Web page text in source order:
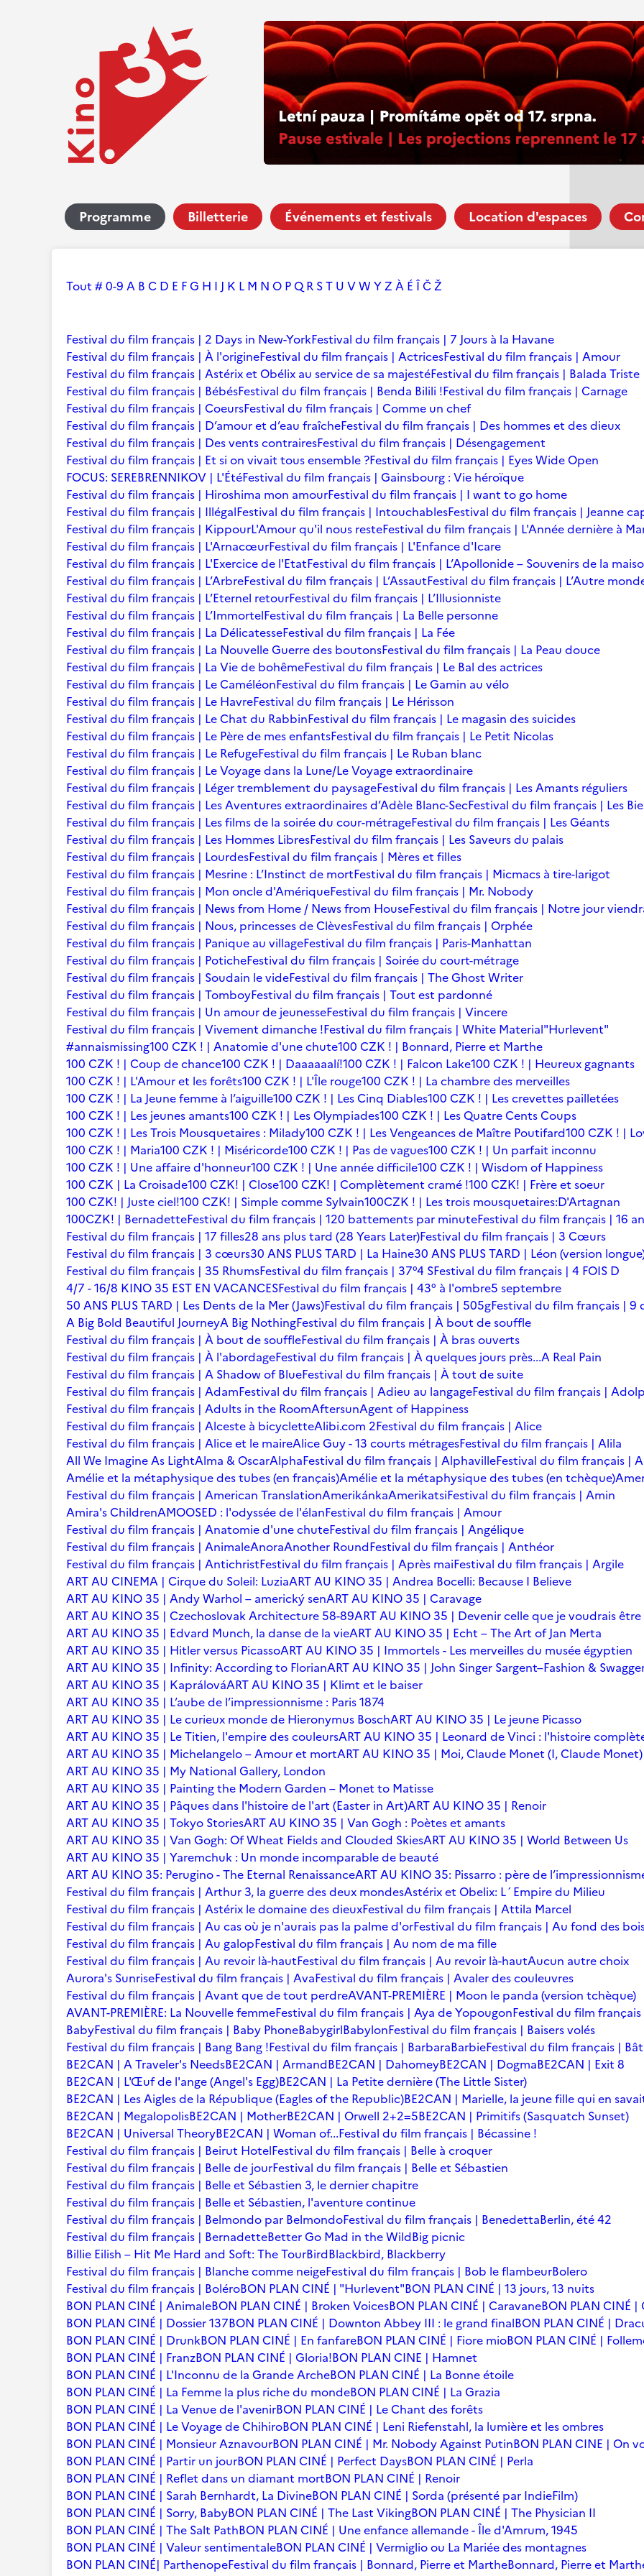
Programme Billetterie Événements et festivals Location d'espaces
Tout # 0-9 A B C D E FG H I J K L M N O PQ R ST U VW YZ À É ÎČŽ
Festival du film français | 2 Days in New-YorkFestival du film français | 7 Jours à la Havane
Festival du film français | À l'origineFestival du film français | ActricesFestival du film français | Amour
Festival du film français | Astérix et Obélix au service de sa majestéFestival du film français | Balada Triste
Festival du film français | BébésFestival du film français | Benda Bilili !Festival du film français | Carnage
Festival du film français | CoeursFestival du film français | Comme un chef
Festival du film français | D’amour et d’eau fraîcheFestival du film français | Des hommes et des dieux
Festival du film français | Des vents contrairesFestival du film français | Désengagement
Festival du film français | Et si on vivait tous ensemble ?Festival du film français | Eyes Wide Open
FOCUS: SEREBRENNIKOV | L'ÉtéFestival du film français | Gainsbourg : Vie héroïque
Festival du film français | Hiroshima mon amourFestival du film français | I want to go home
Festival du film français | IllégalFestival du film français | IntouchablesFestival du film français | Jeanne
Festival du film français | KippourL'Amour qu'il nous resteFestival du film français | L'Année dernière à
Festival du film français | L'ArnacœurFestival du film français | L'Enfance d'Icare
Festival du film français | L'Exercice de l'EtatFestival du film français | L’Apollonide – Souvenirs de la
Festival du film français | L’ArbreFestival du film français | L’AssautFestival du film français | L’Autre
Festival du film français | L’Eternel retourFestival du film français | L’Illusionniste
Festival du film français | L’ImmortelFestival du film français | La Belle personne
Festival du film français | La DélicatesseFestival du film français | La Fée
Festival du film français | La Nouvelle Guerre des boutonsFestival du film français | La Peau douce
Festival du film français | La Vie de bohêmeFestival du film français | Le Bal des actrices
Festival du film français | Le CaméléonFestival du film français | Le Gamin au vélo
Festival du film français | Le HavreFestival du film français | Le Hérisson
Festival du film français | Le Chat du RabbinFestival du film français | Le magasin des suicides
Festival du film français | Le Père de mes enfantsFestival du film français | Le Petit Nicolas
Festival du film français | Le RefugeFestival du film français | Le Ruban blanc
Festival du film français | Le Voyage dans la Lune/Le Voyage extraordinaire
Festival du film français | Léger tremblement du paysageFestival du film français | Les Amants réguliers
Festival du film français | Les Aventures extraordinaires d’Adèle Blanc-SecFestival du film français | Les
Festival du film français | Les films de la soirée du cour-métrageFestival du film français | Les Géants
Festival du film français | Les Hommes LibresFestival du film français | Les Saveurs du palais
Festival du film français | LourdesFestival du film français | Mères et filles
Festival du film français | Mesrine : L’Instinct de mortFestival du film français | Micmacs à tire-larigot
Festival du film français | Mon oncle d'AmériqueFestival du film français | Mr. Nobody
Festival du film français | News from Home / News from HouseFestival du film français | Notre jour
Festival du film français | Nous, princesses de ClèvesFestival du film français | Orphée
Festival du film français | Panique au villageFestival du film français | Paris-Manhattan
Festival du film français | PoticheFestival du film français | Soirée du court-métrage
Festival du film français | Soudain le videFestival du film français | The Ghost Writer
Festival du film français | TomboyFestival du film français | Tout est pardonné
Festival du film français | Un amour de jeunesseFestival du film français | Vincere
Festival du film français | Vivement dimanche !Festival du film français | White Material"Hurlevent"
#annaismissing100 CZK ! | Anatomie d'une chute100 CZK ! | Bonnard, Pierre et Marthe
100 CZK ! | Coup de chance100 CZK ! | Daaaaaalí!100 CZK ! | Falcon Lake100 CZK ! | Heureux gagnants
100 CZK ! | L'Amour et les forêts100 CZK ! | L'Île rouge100 CZK ! | La chambre des merveilles
100 CZK ! | La Jeune femme à l’aiguille100 CZK ! | Les Cinq Diables100 CZK ! | Les crevettes pailletées
100 CZK ! | Les jeunes amants100 CZK ! | Les Olympiades100 CZK ! | Les Quatre Cents Coups
100 CZK ! | Les Trois Mousquetaires : Milady100 CZK ! | Les Vengeances de Maître Poutifard100 CZK ! |
100 CZK ! | Maria100 CZK ! | Miséricorde100 CZK ! | Pas de vagues100 CZK ! | Un parfait inconnu
100 CZK ! | Une affaire d'honneur100 CZK ! | Une année difficile100 CZK ! | Wisdom of Happiness
100 CZK | La Croisade100 CZK! | Close100 CZK! | Complètement cramé !100 CZK! | Frère et soeur
100 CZK! | Juste ciel!100 CZK! | Simple comme Sylvain100CZK ! | Les trois mousquetaires:D'Artagnan
100CZK! | BernadetteFestival du film français | 120 battements par minuteFestival du film français | 16
Festival du film français | 17 filles28 ans plus tard (28 Years Later)Festival du film français | 3 Cœurs
Festival du film français | 3 cœurs30 ANS PLUS TARD | La Haine30 ANS PLUS TARD | Léon (version
Festival du film français | 35 RhumsFestival du film français | 37°4 SFestival du film français | 4 FOIS D
4/7 - 16/8 KINO 35 EST EN VACANCESFestival du film français | 43° à l'ombre5 septembre
50 ANS PLUS TARD | Les Dents de la Mer (Jaws)Festival du film français | 505gFestival du film français | 9
A Big Bold Beautiful JourneyA Big NothingFestival du film français | À bout de souffle
Festival du film français | À bout de souffleFestival du film français | À bras ouverts
Festival du film français | À l'abordageFestival du film français | À quelques jours près...A Real Pain
Festival du film français | A Shadow of BlueFestival du film français | À tout de suite
Festival du film français | AdamFestival du film français | Adieu au langageFestival du film français |
Festival du film français | Adults in the RoomAftersunAgent of Happiness
Festival du film français | Alceste à bicycletteAlibi.com 2Festival du film français | Alice
Festival du film français | Alice et le maireAlice Guy - 13 courts métragesFestival du film français | Alila
All We Imagine As LightAlma & OscarAlphaFestival du film français | AlphavilleFestival du film français |
Amélie et la métaphysique des tubes (en français)Amélie et la métaphysique des tubes (en tchèque)
Festival du film français | American TranslationAmerikánkaAmerikatsiFestival du film français | Amin
Amira's ChildrenAMOOSED : l'odyssée de l'élanFestival du film français | Amour
Festival du film français | Anatomie d'une chuteFestival du film français | Angélique
Festival du film français | AnimaleAnoraAnother RoundFestival du film français | Anthéor
Festival du film français | AntichristFestival du film français | Après maiFestival du film français | Argile
ART AU CINEMA | Cirque du Soleil: LuziaART AU KINO 35 | Andrea Bocelli: Because I Believe
ART AU KINO 35 | Andy Warhol – americký senART AU KINO 35 | Caravage
ART AU KINO 35 | Czechoslovak Architecture 58-89ART AU KINO 35 | Devenir celle que je voudrais être
ART AU KINO 35 | Edvard Munch, la danse de la vieART AU KINO 35 | Echt – The Art of Jan Merta
ART AU KINO 35 | Hitler versus PicassoART AU KINO 35 | Immortels - Les merveilles du musée égyptien
ART AU KINO 35 | Infinity: According to FlorianART AU KINO 35 | John Singer Sargent–Fashion &
ART AU KINO 35 | KaprálováART AU KINO 35 | Klimt et le baiser
ART AU KINO 35 | L’aube de l’impressionnisme : Paris 1874
ART AU KINO 35 | Le curieux monde de Hieronymus BoschART AU KINO 35 | Le jeune Picasso
ART AU KINO 35 | Le Titien, l'empire des couleursART AU KINO 35 | Leonard de Vinci : l'histoire
ART AU KINO 35 | Michelangelo – Amour et mortART AU KINO 35 | Moi, Claude Monet (I, Claude Monet)
ART AU KINO 35 | My National Gallery, London
ART AU KINO 35 | Painting the Modern Garden – Monet to Matisse
ART AU KINO 35 | Pâques dans l'histoire de l'art (Easter in Art)ART AU KINO 35 | Renoir
ART AU KINO 35 | Tokyo StoriesART AU KINO 35 | Van Gogh : Poètes et amants
ART AU KINO 35 | Van Gogh: Of Wheat Fields and Clouded SkiesART AU KINO 35 | World Between Us
ART AU KINO 35 | Yaremchuk : Un monde incomparable de beauté
ART AU KINO 35: Perugino - The Eternal RenaissanceART AU KINO 35: Pissarro : père de
Festival du film français | Arthur 3, la guerre des deux mondesAstérix et Obelix: L´Empire du Milieu
Festival du film français | Astérix le domaine des dieuxFestival du film français | Attila Marcel
Festival du film français | Au cas où je n'aurais pas la palme d'orFestival du film français | Au fond des
Festival du film français | Au galopFestival du film français | Au nom de ma fille
Festival du film français | Au revoir là-hautFestival du film français | Au revoir là-hautAucun autre choix
Aurora's SunriseFestival du film français | AvaFestival du film français | Avaler des couleuvres
Festival du film français | Avant que de tout perdreAVANT-PREMIÈRE | Moon le panda (version tchèque)
AVANT-PREMIÈRE: La Nouvelle femmeFestival du film français | Aya de YopougonFestival du film français
BabyFestival du film français | Baby PhoneBabygirlBabylonFestival du film français | Baisers volés
Festival du film français | Bang Bang !Festival du film français | BarbaraBarbieFestival du film français |
BE2CAN | A Traveler's NeedsBE2CAN | ArmandBE2CAN | DahomeyBE2CAN | DogmaBE2CAN | Exit 8
BE2CAN | L'Œuf de l'ange (Angel's Egg)BE2CAN | La Petite dernière (The Little Sister)
BE2CAN | Les Aigles de la République (Eagles of the Republic)BE2CAN | Marielle, la jeune fille qui en
BE2CAN | MegalopolisBE2CAN | MotherBE2CAN | Orwell 2+2=5BE2CAN | Primitifs (Sasquatch Sunset)
BE2CAN | Universal TheoryBE2CAN | Woman of...Festival du film français | Bécassine !
Festival du film français | Beirut HotelFestival du film français | Belle à croquer
Festival du film français | Belle de jourFestival du film français | Belle et Sébastien
Festival du film français | Belle et Sébastien 3, le dernier chapitre
Festival du film français | Belle et Sébastien, l'aventure continue
Festival du film français | Belmondo par BelmondoFestival du film français | BenedettaBerlin, été 42
Festival du film français | BernadetteBetter Go Mad in the WildBig picnic
Billie Eilish – Hit Me Hard and Soft: The TourBirdBlackbird, Blackberry
Festival du film français | Blanche comme neigeFestival du film français | Bob le flambeurBolero
Festival du film français | BoléroBON PLAN CINÉ | "Hurlevent"BON PLAN CINÉ | 13 jours, 13 nuits
BON PLAN CINÉ | AnimaleBON PLAN CINÉ | Broken VoicesBON PLAN CINÉ | CaravaneBON PLAN CINÉ
BON PLAN CINÉ | Dossier 137BON PLAN CINÉ | Downton Abbey III : le grand finalBON PLAN CINÉ |
BON PLAN CINÉ | DrunkBON PLAN CINÉ | En fanfareBON PLAN CINÉ | Fiore mioBON PLAN CINÉ |
BON PLAN CINÉ | FranzBON PLAN CINÉ | Gloria!BON PLAN CINE | Hamnet
BON PLAN CINÉ | L'Inconnu de la Grande ArcheBON PLAN CINÉ | La Bonne étoile
BON PLAN CINÉ | La Femme la plus riche du mondeBON PLAN CINÉ | La Grazia
BON PLAN CINÉ | La Venue de l'avenirBON PLAN CINÉ | Le Chant des forêts
BON PLAN CINÉ | Le Voyage de ChihiroBON PLAN CINÉ | Leni Riefenstahl, la lumière et les ombres
BON PLAN CINÉ | Monsieur AznavourBON PLAN CINÉ | Mr. Nobody Against PutinBON PLAN CINE | On
BON PLAN CINÉ | Partir un jourBON PLAN CINÉ | Perfect DaysBON PLAN CINÉ | Perla
BON PLAN CINÉ | Reflet dans un diamant mortBON PLAN CINÉ | Renoir
BON PLAN CINÉ | Sarah Bernhardt, La DivineBON PLAN CINÉ | Sorda (présenté par IndieFilm)
BON PLAN CINÉ | Sorry, BabyBON PLAN CINÉ | The Last VikingBON PLAN CINÉ | The Physician II
BON PLAN CINÉ | The Salt PathBON PLAN CINÉ | Une enfance allemande - Île d'Amrum, 1945
BON PLAN CINÉ | Valeur sentimentaleBON PLAN CINÉ | Vermiglio ou La Mariée des montagnes
BON PLAN CINÉ| ParthenopeFestival du film français | Bonnard, Pierre et MartheBonnard, Pierre et